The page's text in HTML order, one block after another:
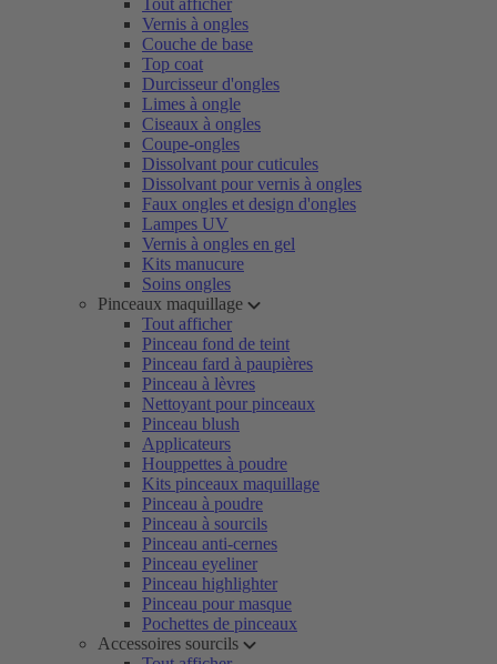
Tout afficher
Vernis à ongles
Couche de base
Top coat
Durcisseur d'ongles
Limes à ongle
Ciseaux à ongles
Coupe-ongles
Dissolvant pour cuticules
Dissolvant pour vernis à ongles
Faux ongles et design d'ongles
Lampes UV
Vernis à ongles en gel
Kits manucure
Soins ongles
Pinceaux maquillage
Tout afficher
Pinceau fond de teint
Pinceau fard à paupières
Pinceau à lèvres
Nettoyant pour pinceaux
Pinceau blush
Applicateurs
Houppettes à poudre
Kits pinceaux maquillage
Pinceau à poudre
Pinceau à sourcils
Pinceau anti-cernes
Pinceau eyeliner
Pinceau highlighter
Pinceau pour masque
Pochettes de pinceaux
Accessoires sourcils